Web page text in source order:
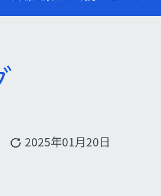
2025年01月20日